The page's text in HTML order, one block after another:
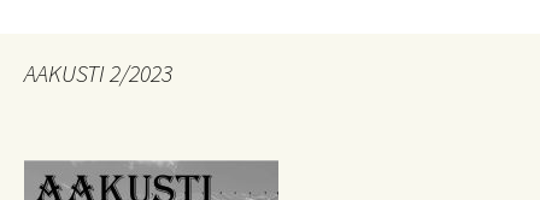
AAKUSTI 2/2023